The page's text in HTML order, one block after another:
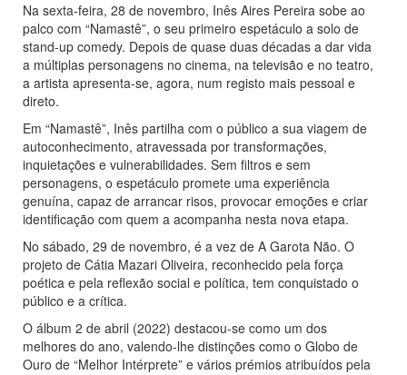
Na sexta-feira, 28 de novembro, Inês Aires Pereira sobe ao
palco com “Namastê”, o seu primeiro espetáculo a solo de
stand-up comedy. Depois de quase duas décadas a dar vida
a múltiplas personagens no cinema, na televisão e no teatro,
a artista apresenta-se, agora, num registo mais pessoal e
direto.
Em “Namastê”, Inês partilha com o público a sua viagem de
autoconhecimento, atravessada por transformações,
inquietações e vulnerabilidades. Sem filtros e sem
personagens, o espetáculo promete uma experiência
genuína, capaz de arrancar risos, provocar emoções e criar
identificação com quem a acompanha nesta nova etapa.
No sábado, 29 de novembro, é a vez de A Garota Não. O
projeto de Cátia Mazari Oliveira, reconhecido pela força
poética e pela reflexão social e política, tem conquistado o
público e a crítica.
O álbum 2 de abril (2022) destacou-se como um dos
melhores do ano, valendo-lhe distinções como o Globo de
Ouro de “Melhor Intérprete” e vários prémios atribuídos pela